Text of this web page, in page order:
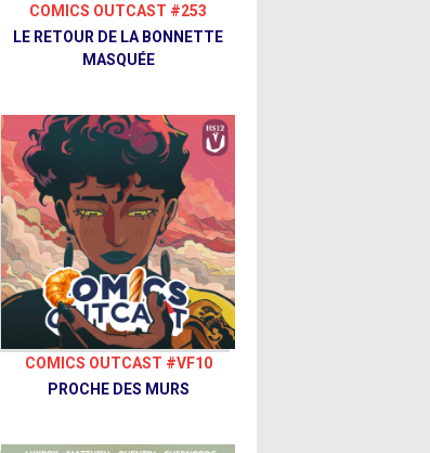
COMICS OUTCAST #253
LE RETOUR DE LA BONNETTE
MASQUÉE
COMICS OUTCAST #VF10
PROCHE DES MURS